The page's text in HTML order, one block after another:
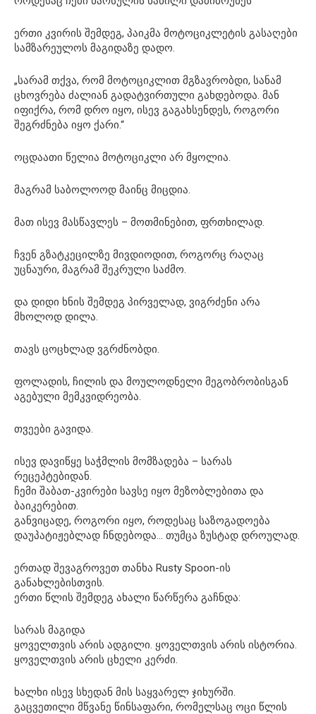
ერთი კვირის შემდეგ, პაიკმა მოტოციკლეტის გასაღები
სამზარეულოს მაგიდაზე დადო.
„სარამ თქვა, რომ მოტოციკლით მგზავრობდი, სანამ
ცხოვრება ძალიან გადატვირთული გახდებოდა. მან
იფიქრა, რომ დრო იყო, ისევ გაგახსენდეს, როგორი
შეგრძნება იყო ქარი.“
ოცდაათი წელია მოტოციკლი არ მყოლია.
მაგრამ საბოლოოდ მაინც მიცდია.
მათ ისევ მასწავლეს – მოთმინებით, ფრთხილად.
ჩვენ გზატკეცილზე მივდიოდით, როგორც რაღაც
უცნაური, მაგრამ შეკრული საძმო.
და დიდი ხნის შემდეგ პირველად, ვიგრძენი არა
მხოლოდ დილა.
თავს ცოცხლად ვგრძნობდი.
ფოლადის, ჩილის და მოულოდნელი მეგობრობისგან
აგებული მემკვიდრეობა.
თვეები გავიდა.
ისევ დავიწყე საჭმლის მომზადება – სარას
რეცეპტებიდან.
ჩემი შაბათ-კვირები სავსე იყო მეზობლებითა და
ბაიკერებით.
განვიცადე, როგორი იყო, როდესაც საზოგადოება
დაუპატიჟებლად ჩნდებოდა… თუმცა ზუსტად დროულად.
ერთად შევაგროვეთ თანხა Rusty Spoon-ის
განახლებისთვის.
ერთი წლის შემდეგ ახალი წარწერა გაჩნდა:
სარას მაგიდა
ყოველთვის არის ადგილი. ყოველთვის არის ისტორია.
ყოველთვის არის ცხელი კერძი.
ხალხი ისევ სხედან მის საყვარელ ჯიხურში.
გაცვეთილი მწვანე წინსაფარი, რომელსაც ოცი წლის